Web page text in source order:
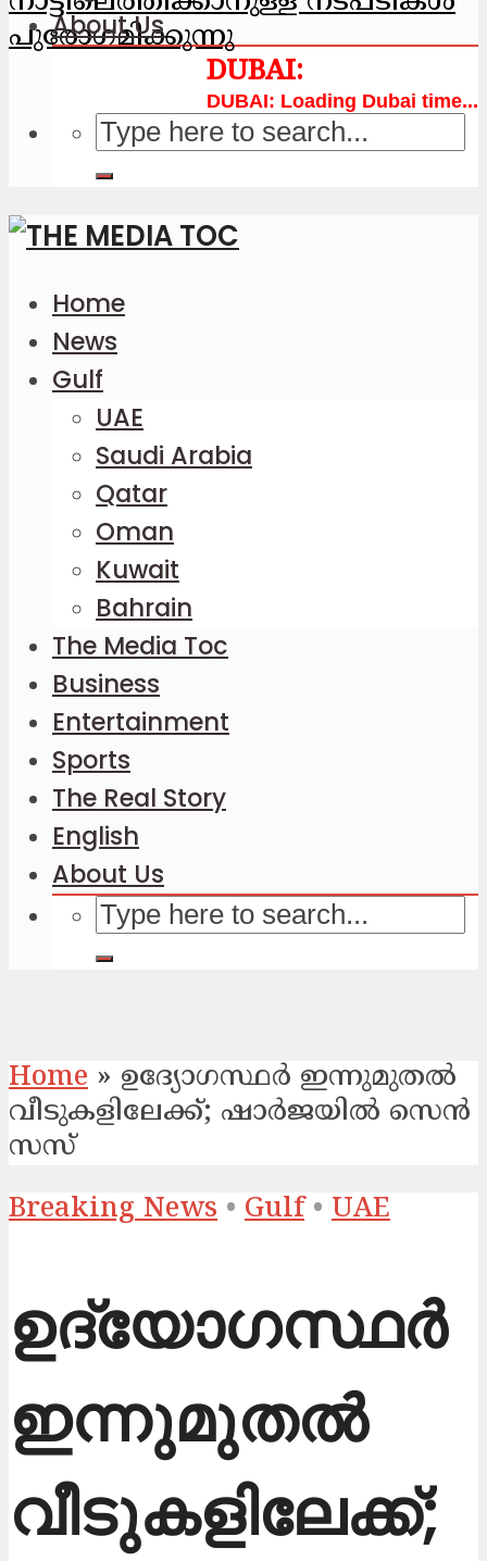
പുരോഗമിക്കുന്നു
Loading Dubai time...
About Us
Home
News
Gulf
UAE
Saudi Arabia
Qatar
Oman
Kuwait
Bahrain
The Media Toc
Business
Entertainment
Sports
The Real Story
English
About Us
Home » ഉദ്യോഗസ്ഥർ ഇന്നുമുതൽ
വീടുകളിലേക്ക്; ഷാ​ർ​ജ​യി​ൽ സെ​ൻ​
സ​സ്
Breaking News • Gulf • UAE
ഉദ്യോഗസ്ഥർ
ഇന്നുമുതൽ
വീടുകളിലേക്ക്;